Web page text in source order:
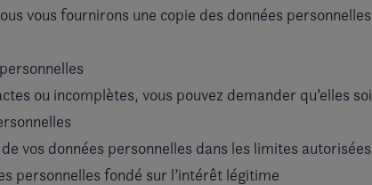
vous fournirons une copie des données
ou incomplètes, vous pouvez demander qu’elles
vos données personnelles dans les limites
personnelles fondé sur l’intérêt légitime